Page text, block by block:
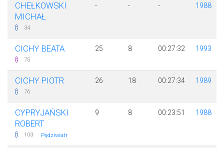
CHEŁKOWSKI
MICHAŁ
34
- - - 1988
CICHY BEATA
75
25 8 00:27:32 1993
CICHY PIOTR
76
26 18 00:27:34 1989
CYPRYJAŃSKI
ROBERT
103 · Pędziwiatr
9 8 00:23:51 1988